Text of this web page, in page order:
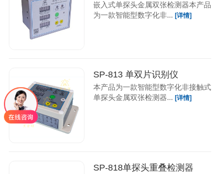
嵌入式单探头金属双张检测器本产品
为一款智能型数字化非... [详情]
SP-813 单双片识别仪
本产品为一款智能型数字化非接触式
单探头金属双张检测器... [详情]
SP-818单探头重叠检测器